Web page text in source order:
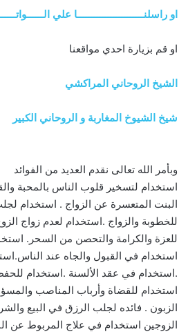
او راسلنــــــــــــــــــــــــا علي
او قم بزيارة احدي مواقعنا
الشيخ الروحاني المراكشي
شيخ الشيوخ المغاربة و الروحاني الكبير
وبأمر الله تعالى نقدم العديد من الفوائد
استخدام لتسخير قلوب الناس بالمحبة
للخطوبة والزواج .استخدام لعدم زواج
للعزة والكرامة والتحصن من السحر.
استخدام في القبول والجاه عند
.استخدام في عقد الألسنة .استخدام
استخدام للقضاة وأرباب المناصب
الزبون . فائده لجلب الرزق في البيع
الزوجين استخدام في علاج المربوط عن